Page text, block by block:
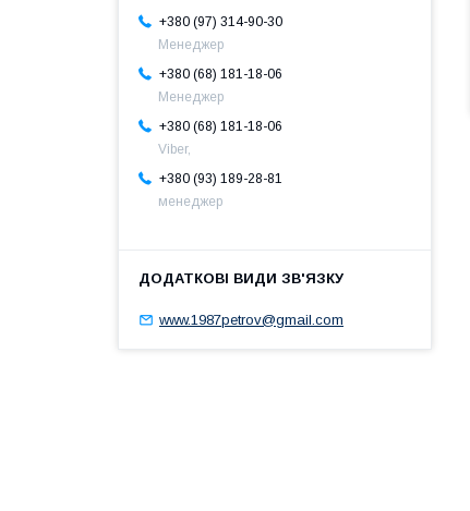
+380 (97) 314-90-30
Менеджер
+380 (68) 181-18-06
Менеджер
+380 (68) 181-18-06
Viber,
+380 (93) 189-28-81
менеджер
www.1987petrov@gmail.com